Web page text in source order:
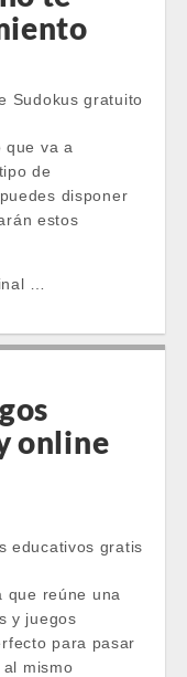
que va a
de
disponer
estos
…
online
que reúne una
y juegos
para pasar
mismo